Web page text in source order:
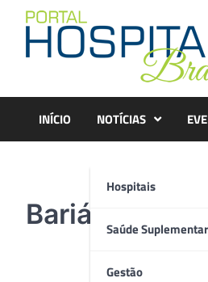
content
INÍCIO NOTÍCIAS
Hospitais
Saúde Suplementar
Gestão
Bariátrica